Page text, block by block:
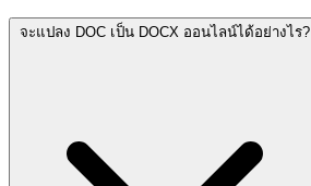
จะแปลง DOC เป็น DOCX ออนไลน์ได้อย่างไร?